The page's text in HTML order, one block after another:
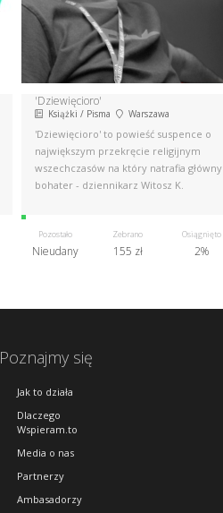
'Dziewięcioro'
Książki / Pisma Warszawa
'Dziewięcioro' to powieść suspence o
największym przekręcie religijnym
wszechczasów na który natrafia główny
bohater - dziennikarz Witosz K.
Pozostało
Nieudany
Zebrano
155 zł
Osiągnięto
2%
Poznajmy się
Jak to działa
Dlaczego
Wspieram.to
Media o nas
Partnerzy
Ambasadorzy